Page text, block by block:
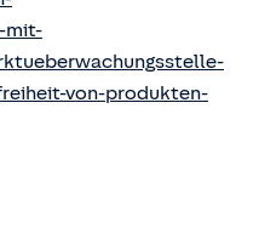
mit-
von-produkten-